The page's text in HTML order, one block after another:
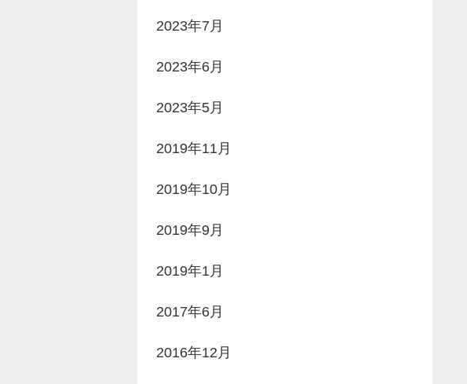
2023年7月
2023年6月
2023年5月
2019年11月
2019年10月
2019年9月
2019年1月
2017年6月
2016年12月